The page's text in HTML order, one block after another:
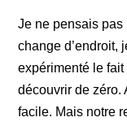
Je ne pensais pas
change d’endroit,
expérimenté le
découvrir de zéro.
facile. Mais notre